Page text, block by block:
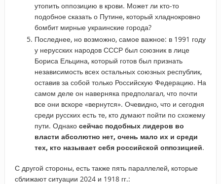
утопить оппозицию в крови. Может ли кто-то
подобное сказать о Путине, который хладнокровно
бомбит мирные украинские города?
Последнее, но возможно, самое важное: в 1991 году
у нерусских народов СССР был союзник в лице
Бориса Ельцина, который готов был признать
независимость всех остальных союзных республик,
оставив за собой только Российскую Федерацию. На
самом деле он наверняка предполагал, что почти
все они вскоре «вернутся». Очевидно, что и сегодня
среди русских есть те, кто думают пойти по схожему
пути. Однако сейчас подобных лидеров во
власти абсолютно нет, очень мало их и среди
тех, кто называет себя российской оппозицией.
С другой стороны, есть также пять параллелей, которые
сближают ситуации 2024 и 1918 гг.: